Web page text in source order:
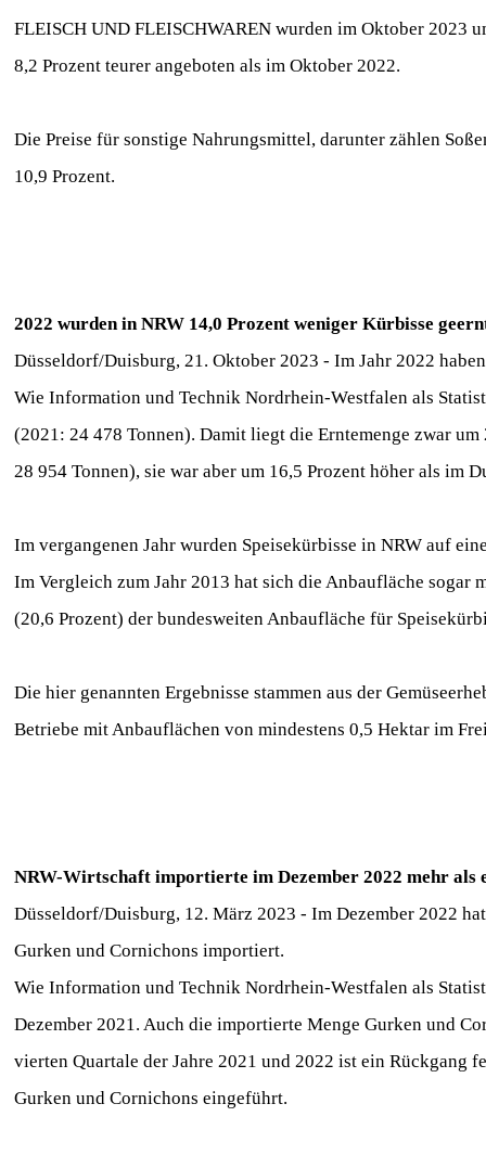
FLEISCH UND FLEISCHWAREN wurden im Oktober 2023
8,2 Prozent teurer angeboten als im Oktober 2022.
Die Preise für sonstige Nahrungsmittel, darunter zählen
10,9 Prozent.
2022 wurden in NRW 14,0 Prozent weniger Kürbisse
Düsseldorf/Duisburg, 21. Oktober 2023 - Im Jahr 2022
Wie Information und Technik Nordrhein-Westfalen als
(2021: 24 478 Tonnen). Damit liegt die Erntemenge zwar
28 954 Tonnen), sie war aber um 16,5 Prozent höher als im
Im vergangenen Jahr wurden Speisekürbisse in NRW auf
Im Vergleich zum Jahr 2013 hat sich die Anbaufläche
(20,6 Prozent) der bundesweiten Anbaufläche für
Die hier genannten Ergebnisse stammen aus der
Betriebe mit Anbauflächen von mindestens 0,5 Hektar im
NRW-Wirtschaft importierte im Dezember 2022 mehr als
Düsseldorf/Duisburg, 12. März 2023 - Im Dezember 2022
Gurken und Cornichons importiert.
Wie Information und Technik Nordrhein-Westfalen als
Dezember 2021. Auch die importierte Menge Gurken und
vierten Quartale der Jahre 2021 und 2022 ist ein Rückgang
Gurken und Cornichons eingeführt.